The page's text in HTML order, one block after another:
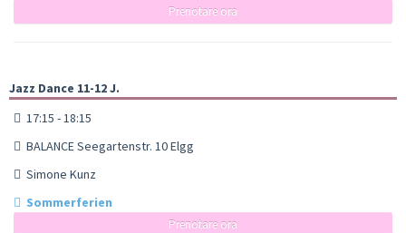
Prenotare ora
Jazz Dance 11-12 J.
17:15 - 18:15
BALANCE Seegartenstr. 10 Elgg
Simone Kunz
Sommerferien
Prenotare ora